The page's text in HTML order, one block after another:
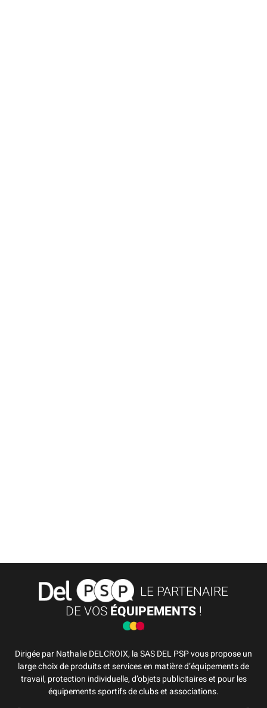
LE PARTENAIRE
DE VOSÉQUIPEMENTS!
Dirigée par Nathalie DELCROIX, la SAS DEL PSP vous propose un
large choix de produits et services en matière d’équipements de
travail, protection individuelle, d’objets publicitaires et pour les
équipements sportifs de clubs et associations.